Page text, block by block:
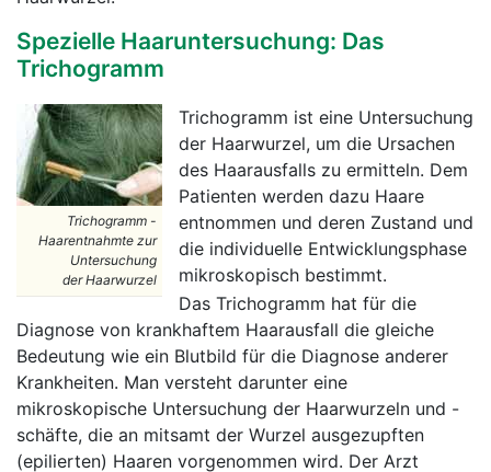
Spezielle Haaruntersuchung: Das
Trichogramm
Trichogramm -
Haarentnahmte zur
Untersuchung
der Haarwurzel
Trichogramm ist eine Untersuchung
der Haarwurzel, um die Ursachen
des Haarausfalls zu ermitteln. Dem
Patienten werden dazu Haare
entnommen und deren Zustand und
die individuelle Entwicklungsphase
mikroskopisch bestimmt.
Das Trichogramm hat für die
Diagnose von krankhaftem Haarausfall die gleiche
Bedeutung wie ein Blutbild für die Diagnose anderer
Krankheiten. Man versteht darunter eine
mikroskopische Untersuchung der Haarwurzeln und -
schäfte, die an mitsamt der Wurzel ausgezupften
(epilierten) Haaren vorgenommen wird. Der Arzt